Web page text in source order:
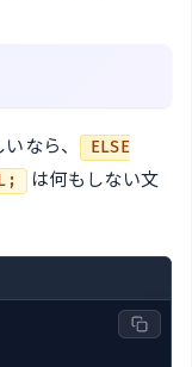
なら、
ELSE
は何もしない文